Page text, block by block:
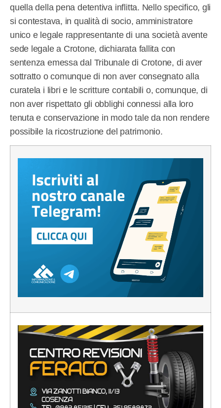
quella della pena detentiva inflitta. Nello specifico, gli
si contestava, in qualità di socio, amministratore
unico e legale rappresentante di una società avente
sede legale a Crotone, dichiarata fallita con
sentenza emessa dal Tribunale di Crotone, di aver
sottratto o comunque di non aver consegnato alla
curatela i libri e le scritture contabili o, comunque, di
non aver rispettato gli obblighi connessi alla loro
tenuta e conservazione in modo tale da non rendere
possibile la ricostruzione del patrimonio.